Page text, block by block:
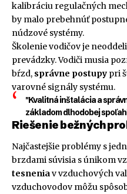
kalibráciu regulačných
by malo prebehnúť
núdzové systémy.
Školenie vodičov je
prevádzky. Vodiči musia
bŕzd, správne postupy pri
varovné signály systému.
"Kvalitná inštalácia a
základom dlhodobej
Riešenie bežných
Najčastejšie problémy s
brzdami súvisia s únikom
tesneniav vzduchových
vzduchovodov môžu